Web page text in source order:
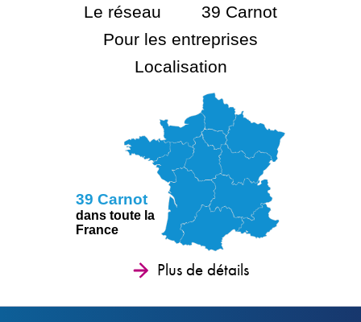
Le réseau
39 Carnot
Pour les entreprises
Localisation
39 Carnot
dans toute la
France
Plus de détails